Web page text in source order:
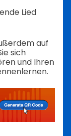
Lied
auf
sich
und Ihren